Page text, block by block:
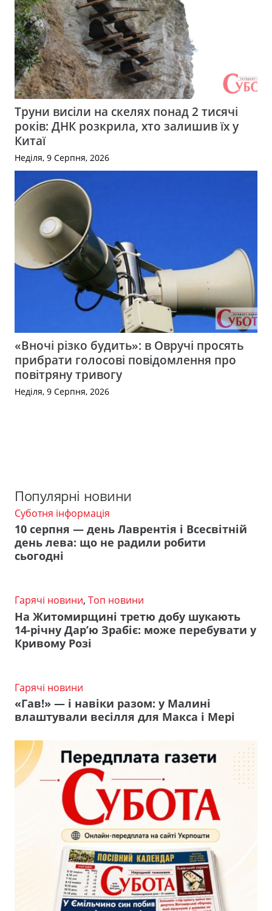
Труни висіли на скелях понад 2 тисячі
років: ДНК розкрила, хто залишив їх у
Китаї
Неділя, 9 Серпня, 2026
«Вночі різко будить»: в Овручі просять
прибрати голосові повідомлення про
повітряну тривогу
Неділя, 9 Серпня, 2026
Популярні новини
Суботня інформація
10 серпня — день Лаврентія і Всесвітній
день лева: що не радили робити
сьогодні
Гарячі новини, Топ новини
На Житомирщині третю добу шукають
14-річну Дар’ю Зрабіє: може перебувати у
Кривому Розі
Гарячі новини
«Гав!» — і навіки разом: у Малині
влаштували весілля для Макса і Мері